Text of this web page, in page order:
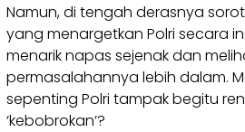
Namun, di tengah derasnya
yang menargetkan Polri secara
menarik napas sejenak dan
permasalahannya lebih dalam.
sepenting Polri tampak begitu
‘kebobrokan’?